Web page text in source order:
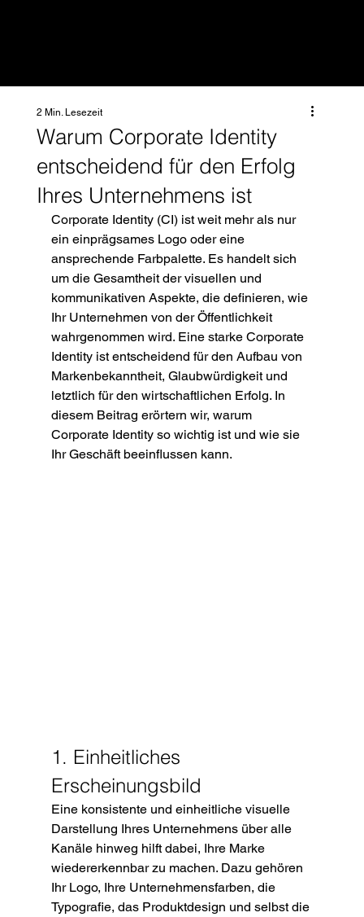
Warum Corporate Identity
entscheidend für den Erfolg
Ihres Unternehmens ist
2 Min. Lesezeit
Corporate Identity (CI) ist weit mehr als nur
ein einprägsames Logo oder eine
ansprechende Farbpalette. Es handelt sich
um die Gesamtheit der visuellen und
kommunikativen Aspekte, die definieren, wie
Ihr Unternehmen von der Öffentlichkeit
wahrgenommen wird. Eine starke Corporate
Identity ist entscheidend für den Aufbau von
Markenbekanntheit, Glaubwürdigkeit und
letztlich für den wirtschaftlichen Erfolg. In
diesem Beitrag erörtern wir, warum
Corporate Identity so wichtig ist und wie sie
Ihr Geschäft beeinflussen kann.
1. Einheitliches
Erscheinungsbild
Eine konsistente und einheitliche visuelle
Darstellung Ihres Unternehmens über alle
Kanäle hinweg hilft dabei, Ihre Marke
wiedererkennbar zu machen. Dazu gehören
Ihr Logo, Ihre Unternehmensfarben, die
Typografie, das Produktdesign und selbst die